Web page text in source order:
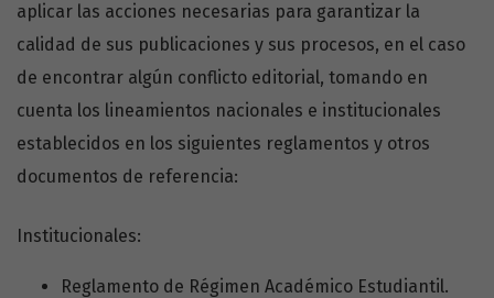
aplicar las acciones necesarias para garantizar la
calidad de sus publicaciones y sus procesos, en el caso
de encontrar algún conflicto editorial, tomando en
cuenta los lineamientos nacionales e institucionales
establecidos en los siguientes reglamentos y otros
documentos de referencia:
Institucionales:
Reglamento de Régimen Académico Estudiantil.